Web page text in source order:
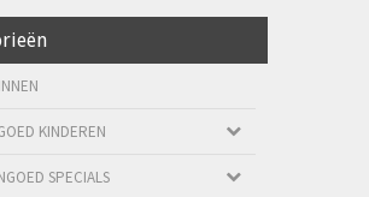
KINDEREN
SPECIALS